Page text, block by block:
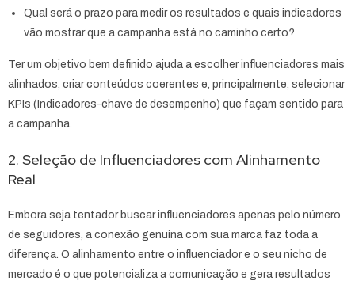
Qual será o prazo para medir os resultados e quais indicadores
vão mostrar que a campanha está no caminho certo?
Ter um objetivo bem definido ajuda a escolher influenciadores mais
alinhados, criar conteúdos coerentes e, principalmente, selecionar
KPIs (Indicadores-chave de desempenho) que façam sentido para
a campanha.
2. Seleção de Influenciadores com Alinhamento
Real
Embora seja tentador buscar influenciadores apenas pelo número
de seguidores, a conexão genuína com sua marca faz toda a
diferença. O alinhamento entre o influenciador e o seu nicho de
mercado é o que potencializa a comunicação e gera resultados